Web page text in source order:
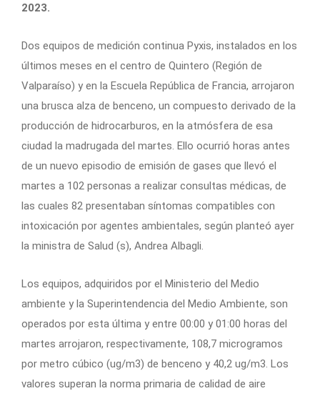
2023.
Dos equipos de medición continua Pyxis, instalados en los
últimos meses en el centro de Quintero (Región de
Valparaíso) y en la Escuela República de Francia, arrojaron
una brusca alza de benceno, un compuesto derivado de la
producción de hidrocarburos, en la atmósfera de esa
ciudad la madrugada del martes. Ello ocurrió horas antes
de un nuevo episodio de emisión de gases que llevó el
martes a 102 personas a realizar consultas médicas, de
las cuales 82 presentaban síntomas compatibles con
intoxicación por agentes ambientales, según planteó ayer
la ministra de Salud (s), Andrea Albagli.
Los equipos, adquiridos por el Ministerio del Medio
ambiente y la Superintendencia del Medio Ambiente, son
operados por esta última y entre 00:00 y 01:00 horas del
martes arrojaron, respectivamente, 108,7 microgramos
por metro cúbico (ug/m3) de benceno y 40,2 ug/m3. Los
valores superan la norma primaria de calidad de aire